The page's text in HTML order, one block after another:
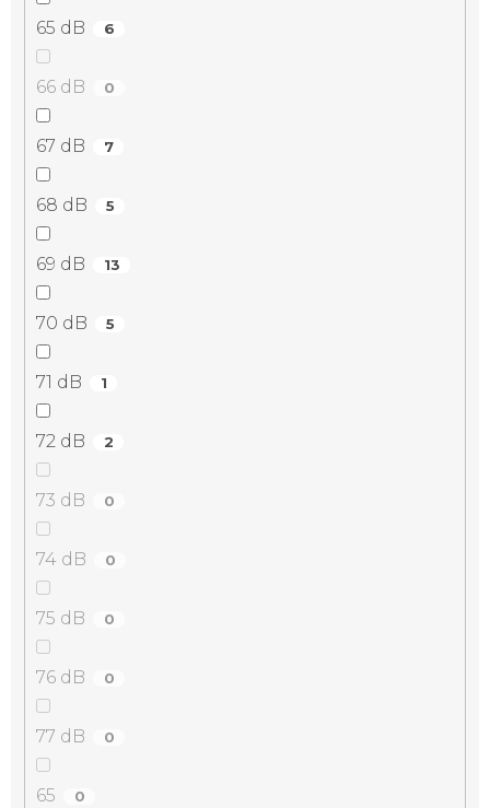
65 dB 6
66 dB 0
67 dB 7
68 dB 5
69 dB 13
70 dB 5
71 dB 1
72 dB 2
73 dB 0
74 dB 0
75 dB 0
76 dB 0
77 dB 0
65 0